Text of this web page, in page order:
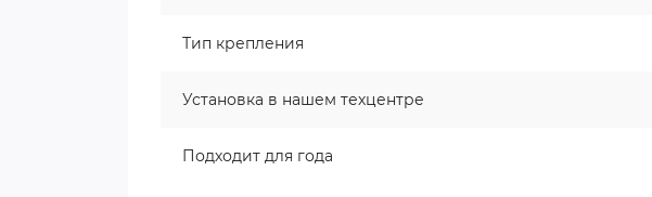
Тип крепления
Установка в нашем техцентре
Подходит для года